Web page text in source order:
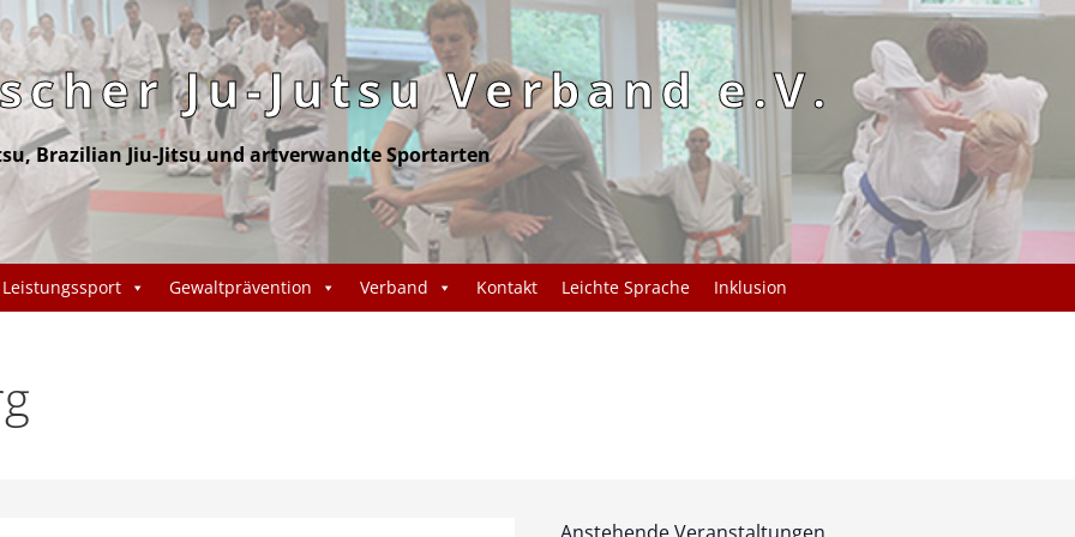
Ju-Jutsu Verband e.V.
Brazilian Jiu-Jitsu und artverwandte Sportarten
Leistungssport Gewaltprävention Verband Kontakt Leichte Sprache Inklusion